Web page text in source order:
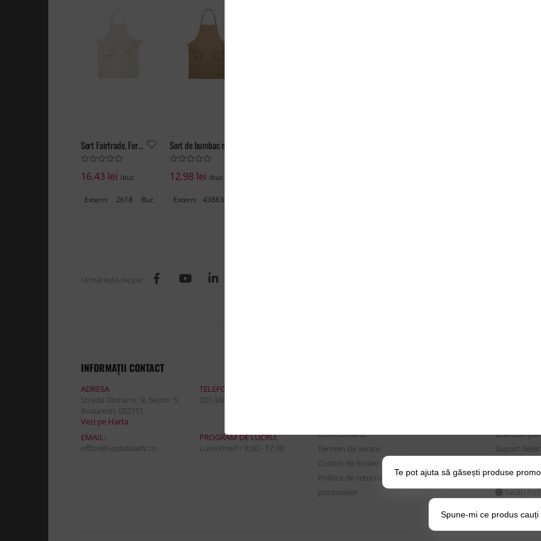
Sort Fairtrade, Fercook
16.43 lei /buc
Extern: 2618 Buc
12.98 lei /buc
Extern: 43863
Urmăreşte-ne pe:
INFORMAŢII CONTACT
ADRESA
Strada Doina nr. 9, Sector 5,
Bucuresti, 052151
Vezi pe Harta
TELEFON:
021.336.03.32
EMAIL:
office@updateadv.ro
PROGRAM DE LUCRU:
Luni-Vineri / 8:30 - 17:30
Cum comanzi
Termen de livrare
Costuri de livrare
Politica de returnare a
produselor
Echipa
Branduri
Suport
BLOG –
Setări
Te pot ajuta să găsești produse
Spune-mi ce produs